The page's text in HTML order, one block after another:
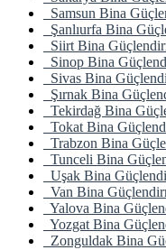
Samsun Bina
Şanlıurfa Bina
Siirt Bina
Sinop Bina
Sivas Bina
Şırnak Bina
Tekirdağ Bina
Tokat Bina
Trabzon Bina
Tunceli Bina
Uşak Bina
Van Bina
Yalova Bina
Yozgat Bina
Zonguldak Bina